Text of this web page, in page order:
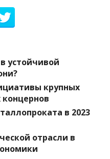
устойчивой
крупных
в 2023
отрасли в